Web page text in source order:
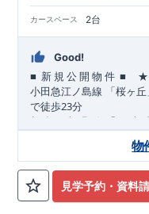
カースペース 2台
Good!
■ 新 規 公 開 物 件 ■
小田急江ノ島線 「桜ヶ
で徒歩23分
「い
分
☆おすすめポイント
【玄関土間収納】 スー
【ウォークインクローゼ
見学予約・資料
物